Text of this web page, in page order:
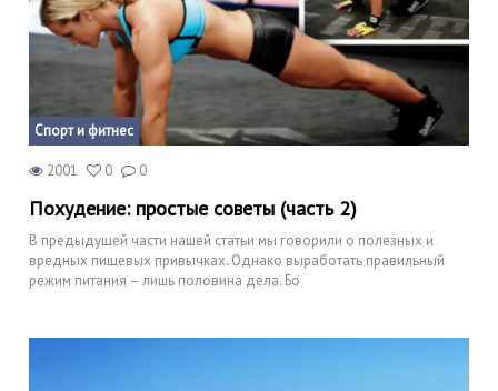
Спорт и фитнес
2001 0 0
Похудение: простые советы (часть 2)
В предыдущей части нашей статьи мы говорили о полезных и
вредных пищевых привычках. Однако выработать правильный
режим питания – лишь половина дела. Бо